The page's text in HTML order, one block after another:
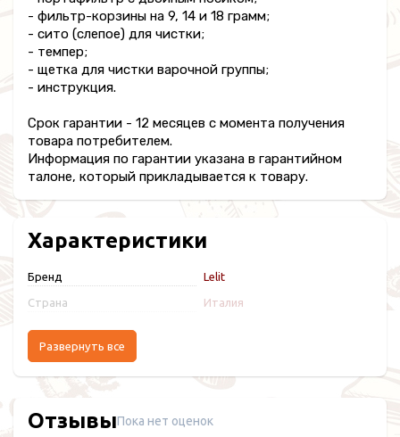
- фильтр-корзины на 9, 14 и 18 грамм;
- сито (слепое) для чистки;
- темпер;
- щетка для чистки варочной группы;
- инструкция.
Срок гарантии - 12 месяцев с момента получения
товара потребителем.
Информация по гарантии указана в гарантийном
талоне, который прикладывается к товару.
Характеристики
Бренд Lelit
Страна Италия
Развернуть все
ОтзывыПока нет оценок